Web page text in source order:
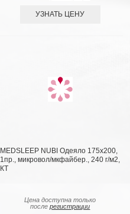
УЗНАТЬ ЦЕНУ
MEDSLEEP NUBI Одеяло 175х200,
1пр., микровол/мкфайбер., 240 г/м2,
КТ
Цена доступна только
послерегистрации